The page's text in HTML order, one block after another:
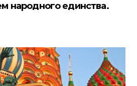
народного единства.